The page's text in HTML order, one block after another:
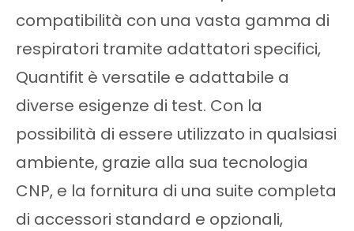
compatibilità con una vasta gamma di
respiratori tramite adattatori specifici,
Quantifit è versatile e adattabile a
diverse esigenze di test. Con la
possibilità di essere utilizzato in qualsiasi
ambiente, grazie alla sua tecnologia
CNP, e la fornitura di una suite completa
di accessori standard e opzionali,